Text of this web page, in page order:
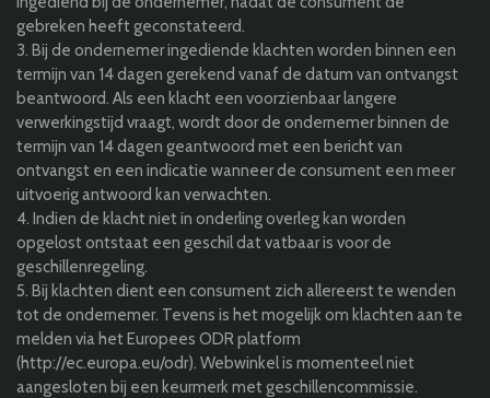
gebreken heeft geconstateerd.
3. Bij de ondernemer ingediende klachten worden binnen een
termijn van 14 dagen gerekend vanaf de datum van ontvangst
beantwoord. Als een klacht een voorzienbaar langere
verwerkingstijd vraagt, wordt door de ondernemer binnen de
termijn van 14 dagen geantwoord met een bericht van
ontvangst en een indicatie wanneer de consument een meer
uitvoerig antwoord kan verwachten.
4. Indien de klacht niet in onderling overleg kan worden
opgelost ontstaat een geschil dat vatbaar is voor de
geschillenregeling.
5. Bij klachten dient een consument zich allereerst te wenden
tot de ondernemer. Tevens is het mogelijk om klachten aan te
melden via het Europees ODR platform
(http://ec.europa.eu/odr). Webwinkel is momenteel niet
aangesloten bij een keurmerk met geschillencommissie.